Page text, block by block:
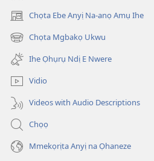
Chọta Ebe Anyị Na-anọ Amụ Ihe
(ga-
emepere
gị
ebe
ọzọ
ị
ga-
anọ
gụọ
ya)
Chọta Mgbakọ Ukwu
(ga-
emepere
gị
ebe
ọzọ
ị
ga-
anọ
gụọ
ya)
Ihe Ọhụrụ Ndị E Nwere
Vidio
Videos with Audio Descriptions
Chọọ
Mmekọrịta Anyị na Ọhaneze